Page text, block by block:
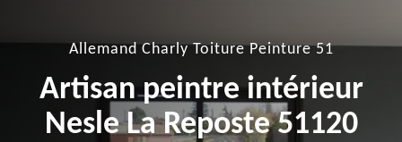
Allemand Charly Toiture Peinture 51
Artisan peintre intérieur
Nesle La Reposte 51120